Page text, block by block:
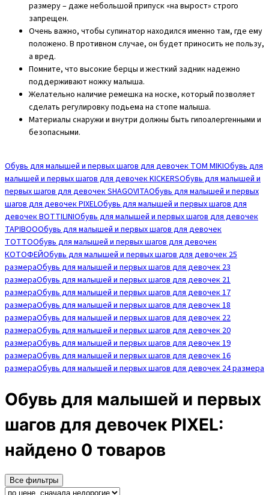
размеру – даже небольшой припуск «на вырост» строго
запрещен.
Очень важно, чтобы супинатор находился именно там, где ему
положено. В противном случае, он будет приносить не пользу,
а вред.
Помните, что высокие берцы и жесткий задник надежно
поддерживают ножку малыша.
Желательно наличие ремешка на носке, который позволяет
сделать регулировку подьема на стопе малыша.
Материалы снаружи и внутри должны быть гипоалергенными и
безопасными.
Обувь для малышей и первых шагов для девочек TOM MIKIОбувь для
малышей и первых шагов для девочек KICKERSОбувь для малышей и
первых шагов для девочек SHAGOVITAОбувь для малышей и первых
шагов для девочек PIXELОбувь для малышей и первых шагов для
девочек BOTTILINIОбувь для малышей и первых шагов для девочек
TAPIBOOОбувь для малышей и первых шагов для девочек
TOTTOОбувь для малышей и первых шагов для девочек
КОТОФЕЙОбувь для малышей и первых шагов для девочек 25
размераОбувь для малышей и первых шагов для девочек 23
размераОбувь для малышей и первых шагов для девочек 21
размераОбувь для малышей и первых шагов для девочек 17
размераОбувь для малышей и первых шагов для девочек 18
размераОбувь для малышей и первых шагов для девочек 22
размераОбувь для малышей и первых шагов для девочек 20
размераОбувь для малышей и первых шагов для девочек 19
размераОбувь для малышей и первых шагов для девочек 16
размераОбувь для малышей и первых шагов для девочек 24 размера
Обувь для малышей и первых
шагов для девочек PIXEL:
найдено 0 товаров
Все фильтры